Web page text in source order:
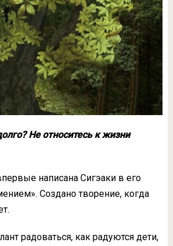
Не относитесь к жизни
написана Сигэаки в его
Создано творение, когда
радоваться, как радуются дети,